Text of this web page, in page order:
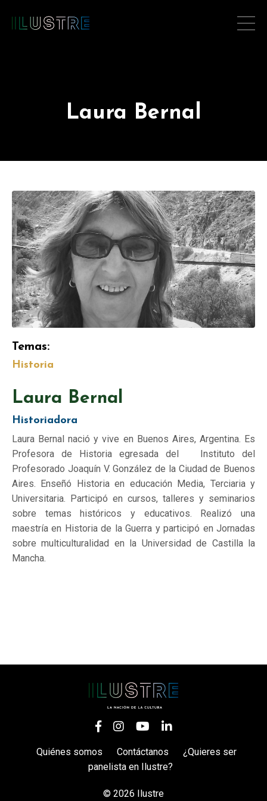
Laura Bernal
Temas:
Historia
Laura Bernal
Historiadora
Laura Bernal nació y vive en Buenos Aires, Argentina. Es
Profesora de Historia egresada del Instituto del
Profesorado Joaquín V. González de la Ciudad de Buenos
Aires. Enseñó Historia en educación Media, Terciaria y
Universitaria. Participó en cursos, talleres y seminarios
sobre temas históricos y educativos. Realizó una
maestría en Historia de la Guerra y participó en Jornadas
sobre multiculturalidad en la Universidad de Castilla la
Mancha.
Quiénes somos Contáctanos
¿Quieres ser
panelista en Ilustre?
© 2026 Ilustre